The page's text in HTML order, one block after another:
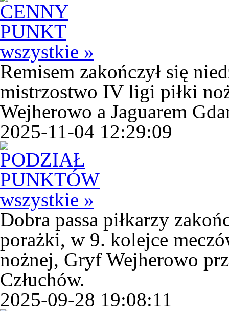
wszystkie »
Remisem zakończył się
mistrzostwo IV ligi piłki
Wejherowo a Jaguarem
2025-11-04 12:29:09
wszystkie »
Dobra passa piłkarzy
porażki, w 9. kolejce
nożnej, Gryf Wejherowo
Człuchów.
2025-09-28 19:08:11